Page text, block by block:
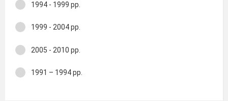
1994 - 1999 рр.
1999 - 2004 рр.
2005 - 2010 рр.
1991 – 1994 рр.